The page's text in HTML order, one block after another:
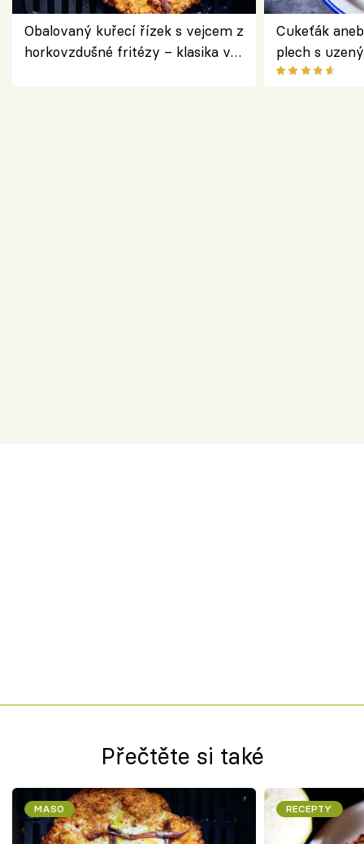
Obalovaný kuřecí řízek s vejcem z
horkovzdušné fritézy – klasika v
Cukeťák
plech s
způsob, jak
Přečtěte si také
MASO RECEPTY